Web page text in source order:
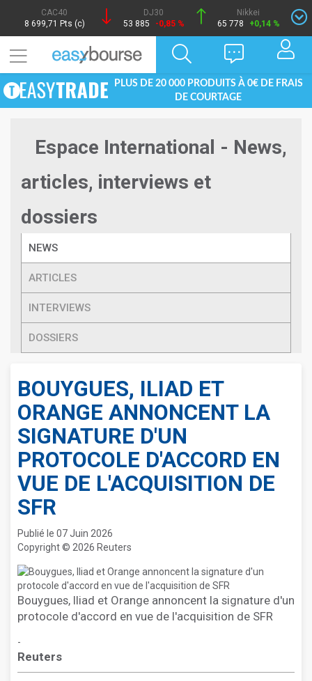
CAC40
8 699,71 Pts (c)
DJ30
53 885
-0,85 %
Nikkei
65 778
+0,14 %
PLUS DE 20 000 PRODUITS À 0€ DE FRAIS
DE COURTAGE
Espace International - News,
articles, interviews et
dossiers
NEWS
ARTICLES
INTERVIEWS
DOSSIERS
BOUYGUES, ILIAD ET
ORANGE ANNONCENT LA
SIGNATURE D'UN
PROTOCOLE D'ACCORD EN
VUE DE L'ACQUISITION DE
SFR
Publié le 07 Juin 2026
Copyright © 2026 Reuters
Bouygues, Iliad et Orange annoncent la signature d'un
protocole d'accord en vue de l'acquisition de SFR
-
Reuters